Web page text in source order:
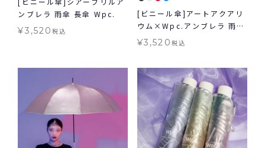
ンブレラ 雨傘 長傘 Wpc.
¥3,520税込
[ビニール傘]アートアクアリ
ウム×Wpc.アンブレラ 雨傘
長傘
¥3,520 税込